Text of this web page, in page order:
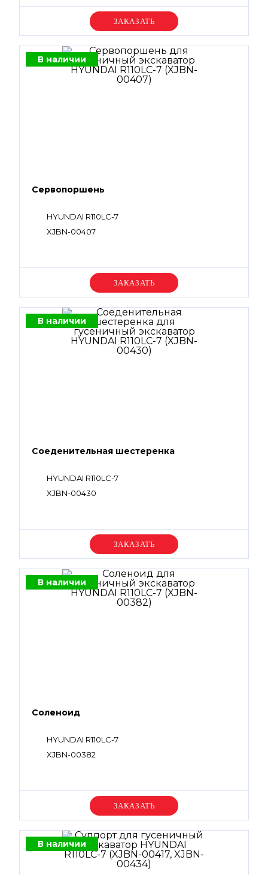
Уточняйте цену
В наличии
Сервопоршень
HYUNDAI R110LC-7
XJBN-00407
Уточняйте цену
В наличии
Соеденительная шестеренка
HYUNDAI R110LC-7
XJBN-00430
Уточняйте цену
В наличии
Соленоид
HYUNDAI R110LC-7
XJBN-00382
Уточняйте цену
В наличии